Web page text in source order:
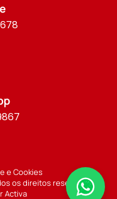
e Cookies
os direitos reservados.
Activa